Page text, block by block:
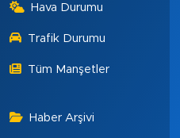
Hava Durumu
Trafik Durumu
Tüm Manşetler
Haber Arşivi